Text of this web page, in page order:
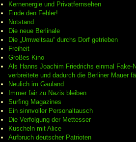
Kernenergie und Privatfernsehen
Finde den Fehler!
Notstand
Die neue Berlinale
Die „Umweltsau“ durchs Dorf getrieben
Freiheit
Großes Kino
Als Hanns Joachim Friedrichs einmal Fake-
verbreitete und dadurch die Berliner Mauer
Neulich im Gauland
Immer fair zu Nazis bleiben
Surfing Magazines
Ein sinnvoller Personaltausch
Die Verfolgung der Mettesser
Kuscheln mit Alice
Aufbruch deutscher Patrioten